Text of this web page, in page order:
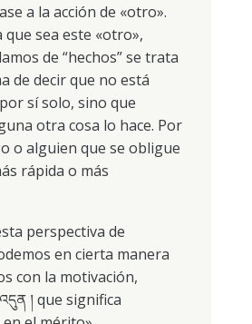
a la acción de «otro».
sea este «otro»,
de “hechos” se trata
de decir que no está
sí solo, sino que
otra cosa lo hace. Por
o alguien que se obligue
rápida o más
perspectiva de
en cierta manera
con la motivación,
། que significa